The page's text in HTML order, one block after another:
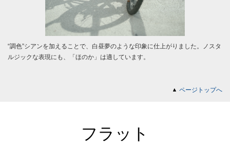
“調色”シアンを加えることで、白昼夢のような印象に仕上がりました。ノスタ
ルジックな表現にも、「ほのか」は適しています。
ページトップへ
フラット